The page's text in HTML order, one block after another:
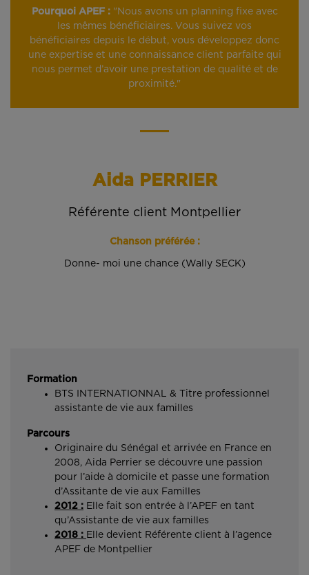
Pourquoi APEF :"Nous avons un planning fixe avec
les mêmes bénéficiaires. Vous suivez vos
bénéficiaires depuis le début, vous développez donc
une expertise et une connaissance client parfaite qui
nous permet d’avoir une prestation de qualité et de
proximité."
Aida PERRIER
Référente client Montpellier
Chanson préférée :
Donne- moi une chance (Wally SECK)
Formation
BTS INTERNATIONNAL & Titre professionnel
assistante de vie aux familles
Parcours
Originaire du Sénégal et arrivée en France en
2008, Aida Perrier se découvre une passion
pour l’aide à domicile et passe une formation
d’Assitante de vie aux Familles
2012 : Elle fait son entrée à l’APEF en tant
qu’Assistante de vie aux familles
2018 : Elle devient Référente client à l’agence
APEF de Montpellier